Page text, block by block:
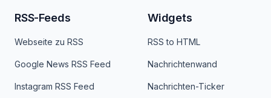
RSS-Feeds
Webseite zu RSS
Google News RSS Feed
Instagram RSS Feed
Widgets
RSS to HTML
Nachrichtenwand
Nachrichten-Ticker